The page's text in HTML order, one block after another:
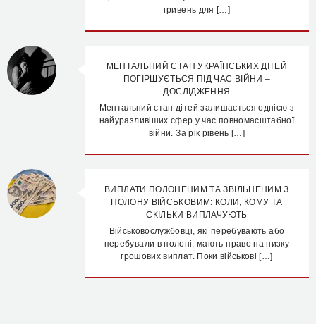
гривень для […]
МЕНТАЛЬНИЙ СТАН УКРАЇНСЬКИХ ДІТЕЙ
ПОГІРШУЄТЬСЯ ПІД ЧАС ВІЙНИ –
ДОСЛІДЖЕННЯ
Ментальний стан дітей залишається однією з
найуразливіших сфер у час повномасштабної
війни. За рік рівень […]
ВИПЛАТИ ПОЛОНЕНИМ ТА ЗВІЛЬНЕНИМ З
ПОЛОНУ ВІЙСЬКОВИМ: КОЛИ, КОМУ ТА
СКІЛЬКИ ВИПЛАЧУЮТЬ
Військовослужбовці, які перебувають або
перебували в полоні, мають право на низку
грошових виплат. Поки військові […]